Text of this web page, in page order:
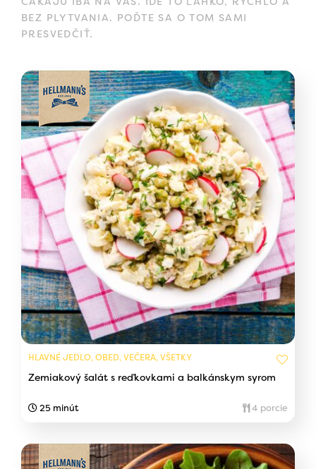
BEZ PLYTVANIA. POĎTE SA O TOM SAMI
PRESVEDČIŤ.
HLAVNÉ JEDLO, OBED, VEČERA, VŠETKY
Zemiakový šalát s reďkovkami a balkánskym syrom
25 minút 4 porcie